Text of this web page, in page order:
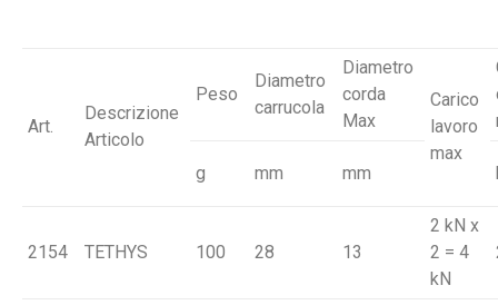
Art.
Descrizione
Articolo
Peso
Diametro
carrucola
Diametro
corda
Max
Carico
lavoro
max
g mm mm
2154 TETHYS 100 28 13
2 kN x
2 = 4
kN